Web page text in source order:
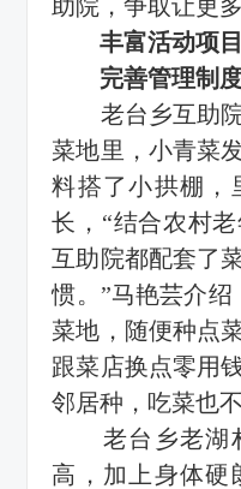
助院，争取让更
丰富活动项目
完善管理制
老台乡互助院
菜地里，小青菜
料搭了小拱棚，
长，“结合农村
互助院都配套了
惯。”马艳芸介
菜地，随便种点
跟菜店换点零用
邻居种，吃菜也
老台乡老湖
高，加上身体硬